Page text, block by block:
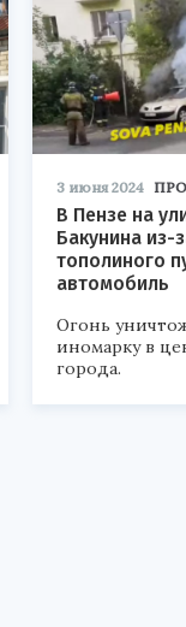
3 июня 2024
В Пензе на
Бакунина из-
тополиного
автомобиль
Огонь
иномарку в
города.